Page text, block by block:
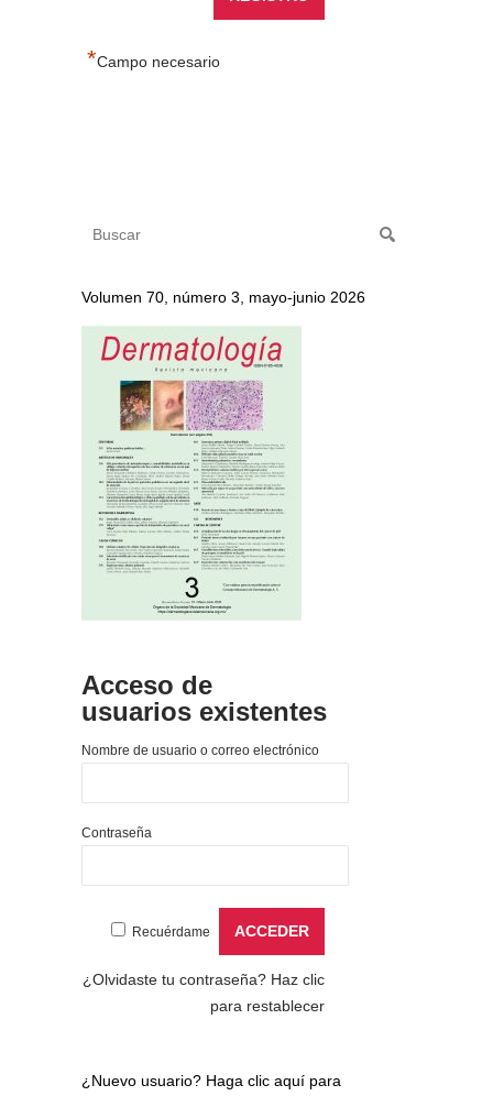
*Campo necesario
Volumen 70, número 3, mayo-junio 2026
Acceso de
usuarios existentes
Nombre de usuario o correo electrónico
Contraseña
Recuérdame
¿Olvidaste tu contraseña? Haz clic
para restablecer
¿Nuevo usuario? Haga clic aquí para